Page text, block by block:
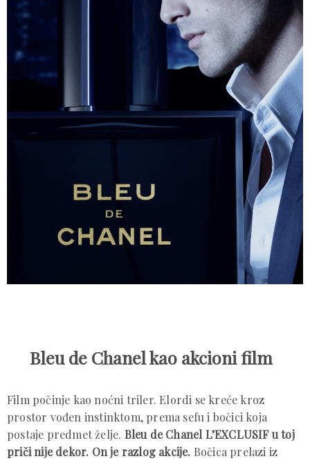
Bleu de Chanel kao akcioni film
Film počinje kao noćni triler. Elordi se kreće kroz
prostor vođen instinktom, prema sefu i bočici koja
postaje predmet želje. Bleu de Chanel L’EXCLUSIF u toj
priči nije dekor. On je razlog akcije. Bočica prelazi iz